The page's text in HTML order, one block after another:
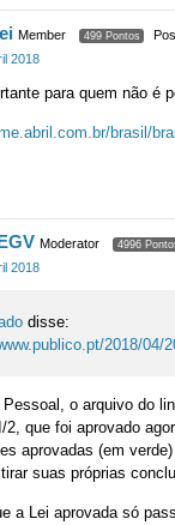
Member 499 Pontos
2018
para quem não é
brasil/
Moderator 4996
2018
disse:
2018/04/
Pessoal, o arquivo do
2, que foi aprovado
aprovadas (em
suas próprias
a Lei aprovada só